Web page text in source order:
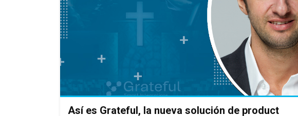
Así es Grateful, la nueva solución de product